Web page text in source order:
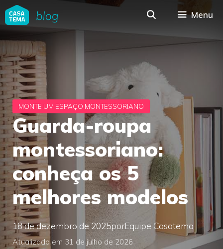
Pular
para
o
conteúdo
Menu
Guarda-roupa
montessoriano:
conheça os 5
melhores modelos
18 de dezembro de 2025porEquipe Casatema
Atualizado em 31 de julho de 2026